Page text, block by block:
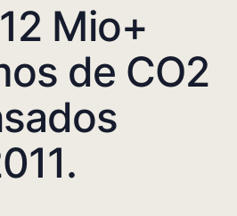
Mio+
de CO2